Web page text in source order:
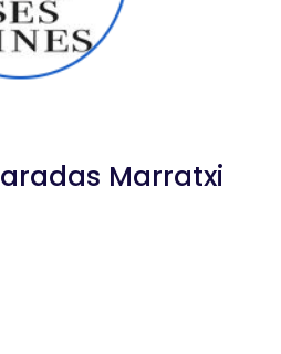
Marratxi